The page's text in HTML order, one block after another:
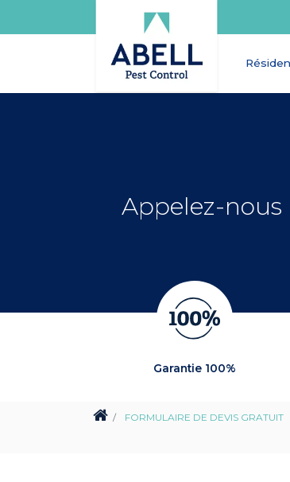
Appelez-
Garantie 100%
FORMULAIRE DE DEVIS GRATUIT